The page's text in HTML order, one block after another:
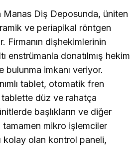
Diş Deposunda, üniten
ve periapikal röntgen
Firmanın dişhekimlerinin
enstrümanla donatılmış hekim
imkanı veriyor.
tablet, otomatik fren
tablette düz ve rahatça
başlıkların ve diğer
tamamen mikro işlemciler
kolay olan kontrol paneli,